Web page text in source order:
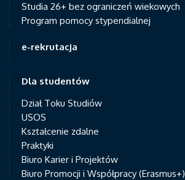
Studia 26+ bez ograniczeń wiekowych
Program pomocy stypendialnej
e-rekrutacja
Dla studentów
Dział Toku Studiów
USOS
Kształcenie zdalne
Praktyki
Biuro Karier i Projektów
Biuro Promocji i Współpracy (Erasmus+)